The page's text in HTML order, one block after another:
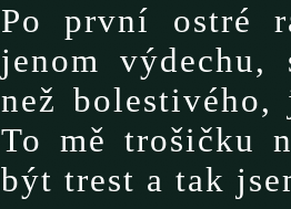
Po první ostré
jenom výdechu,
než
To mě trošičku
být trest a tak